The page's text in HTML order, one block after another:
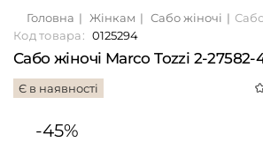
Головна Жінкам Сабо жіночі
Код товара: 0125294
Сабо жіночі Marco Tozzi 2-27582-
Є в наявності
-45%